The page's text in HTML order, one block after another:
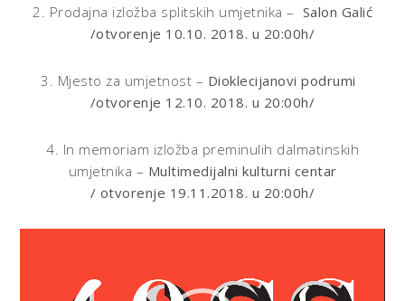
2. Prodajna izložba splitskih umjetnika – Salon Galić
/otvorenje 10.10. 2018. u 20:00h/
3. Mjesto za umjetnost – Dioklecijanovi podrumi
/otvorenje 12.10. 2018. u 20:00h/
4. In memoriam izložba preminulih dalmatinskih
umjetnika – Multimedijalni kulturni centar
/ otvorenje 19.11.2018. u 20:00h/